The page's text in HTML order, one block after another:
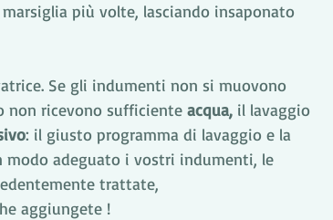
più volte, lasciando insaponato
Se gli indumenti non si muovono
non ricevono sufficiente acqua, il lavaggio
: il giusto programma di lavaggio e la
adeguato i vostri indumenti, le
trattate,
aggiungete !